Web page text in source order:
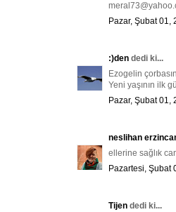
Pazar, Şubat 01,
:)den dedi ki...
Ezogelin
Yeni yaşının ilk
Pazar, Şubat 01,
neslihan
ellerine sağlık
Pazartesi, Şubat
Tijen dedi ki...